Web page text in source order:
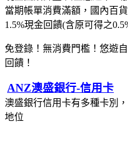
當期帳單消費滿額，國內百
1.5%現金回饋(含原可得之
免登錄！無消費門檻！悠遊
回饋！
ANZ澳盛銀行-信用卡
澳盛銀行信用卡有多種卡別
地位